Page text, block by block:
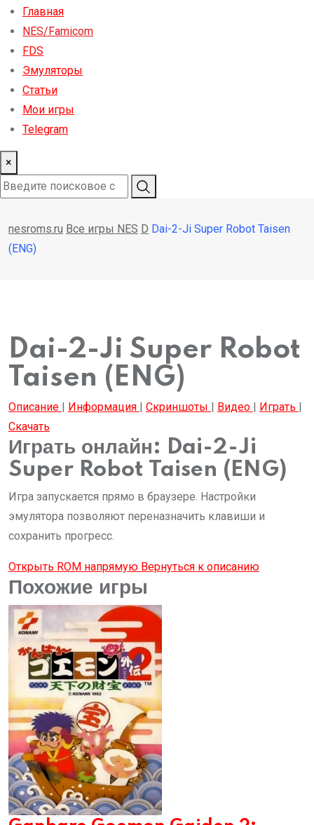
Главная
NES/Famicom
FDS
Эмуляторы
Статьи
Мои игры
Telegram
×
nesroms.ru Все игры NES D Dai-2-Ji Super Robot Taisen
(ENG)
Dai-2-Ji Super Robot
Taisen (ENG)
Описание | Информация | Скриншоты | Видео | Играть |
Скачать
Играть онлайн: Dai-2-Ji
Super Robot Taisen (ENG)
Игра запускается прямо в браузере. Настройки
эмулятора позволяют переназначить клавиши и
сохранить прогресс.
Открыть ROM напрямую Вернуться к описанию
Похожие игры